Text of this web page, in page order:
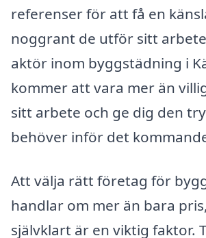
referenser för att få en
noggrant de utför sitt
aktör inom byggstädning i
kommer att vara mer än
sitt arbete och ge dig den
behöver inför det
Att välja rätt företag för
handlar om mer än bara
självklart är en viktig faktor.